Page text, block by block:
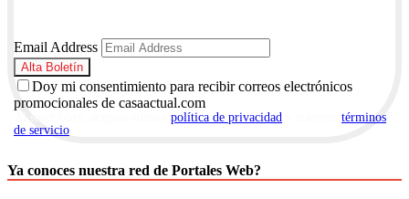
Email Address
Doy mi consentimiento para recibir correos electrónicos
promocionales de casaactual.com
política de privacidad
términos
de servicio
Ya conoces nuestra red de Portales Web?